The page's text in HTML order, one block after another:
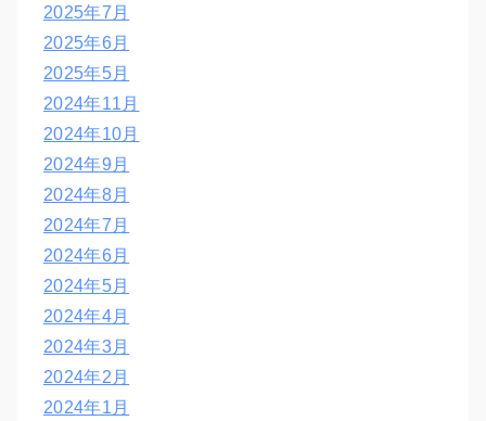
2025年7月
2025年6月
2025年5月
2024年11月
2024年10月
2024年9月
2024年8月
2024年7月
2024年6月
2024年5月
2024年4月
2024年3月
2024年2月
2024年1月